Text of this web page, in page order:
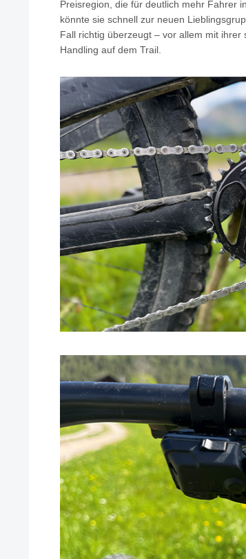
Preisregion, die für deutlich mehr Fahrer
könnte sie schnell zur neuen
Fall richtig überzeugt – vor allem mit
Handling auf dem Trail.